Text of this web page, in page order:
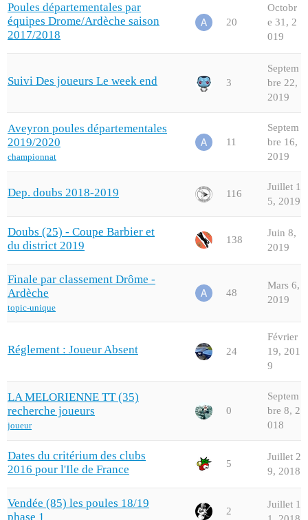
Poules départementales par
équipes Drome/Ardèche saison
2017/2018
20
Octobr
e 31, 2
019
Suivi Des joueurs Le week end 3
Septem
bre 22,
2019
Aveyron poules départementales
2019/2020
championnat
11
Septem
bre 16,
2019
Dep. doubs 2018-2019 116
Juillet 1
5, 2019
Doubs (25) - Coupe Barbier et
du district 2019
138
Juin 8,
2019
Finale par classement Drôme -
Ardèche
topic-unique
48
Mars 6,
2019
Réglement : Joueur Absent 24
Février
19, 201
9
LA MELORIENNE TT (35)
recherche joueurs
joueur
0
Septem
bre 8, 2
018
Dates du critérium des clubs
2016 pour l'Ile de France
5
Juillet 2
9, 2018
Vendée (85) les poules 18/19
phase 1
2
Juillet 1